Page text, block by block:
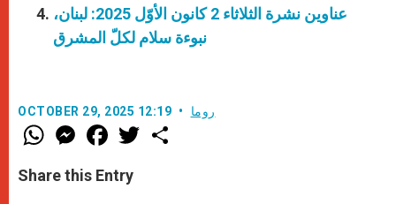
عناوين نشرة الثلاثاء 2 كانون الأوّل 2025: لبنان،
نبوءة سلام لكلّ المشرق
OCTOBER 29, 2025 12:19 روما
W
h
t
s
M
e
s
e
F
a
e
b
w
Share this Entry